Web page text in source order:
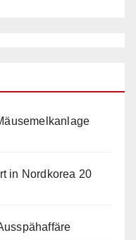
in Nordkorea 20